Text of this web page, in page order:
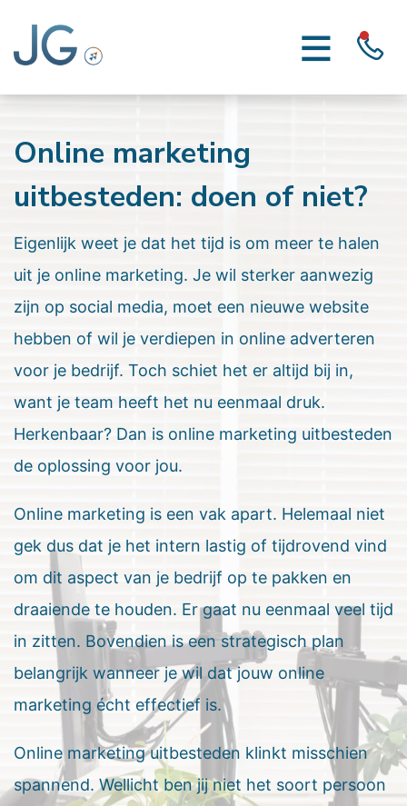
Online marketing
uitbesteden: doen of niet?
Eigenlijk weet je dat het tijd is om meer te halen
uit je online marketing. Je wil sterker aanwezig
zijn op social media, moet een nieuwe website
hebben of wil je verdiepen in online adverteren
voor je bedrijf. Toch schiet het er altijd bij in,
want je team heeft het nu eenmaal druk.
Herkenbaar? Dan is online marketing uitbesteden
de oplossing voor jou.
Online marketing is een vak apart. Helemaal niet
gek dus dat je het intern lastig of tijdrovend vind
om dit aspect van je bedrijf op te pakken en
draaiende te houden. Er gaat nu eenmaal veel tijd
in zitten. Bovendien is een strategisch plan
belangrijk wanneer je wil dat jouw online
marketing écht effectief is.
Online marketing uitbesteden klinkt misschien
spannend. Wellicht ben jij niet het soort persoon